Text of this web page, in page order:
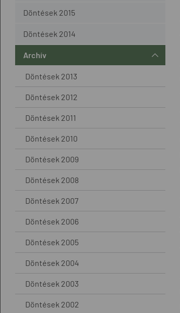
Döntések 2015
Döntések 2014
Archív
Döntések 2013
Döntések 2012
Döntések 2011
Döntések 2010
Döntések 2009
Döntések 2008
Döntések 2007
Döntések 2006
Döntések 2005
Döntések 2004
Döntések 2003
Döntések 2002